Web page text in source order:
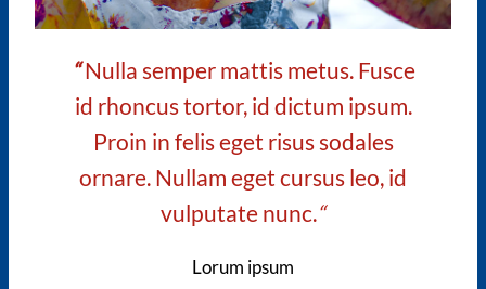
“Nulla semper mattis metus. Fusce
id rhoncus tortor, id dictum ipsum.
Proin in felis eget risus sodales
ornare. Nullam eget cursus leo, id
vulputate nunc.“
Lorum ipsum